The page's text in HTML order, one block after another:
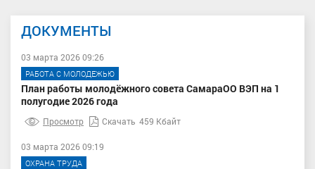
ДОКУМЕНТЫ
03 марта 2026 09:26
РАБОТА С МОЛОДЕЖЬЮ
План работы молодёжного совета СамараОО ВЭП на 1
полугодие 2026 года
Просмотр Скачать 459 Кбайт
03 марта 2026 09:19
ОХРАНА ТРУДА